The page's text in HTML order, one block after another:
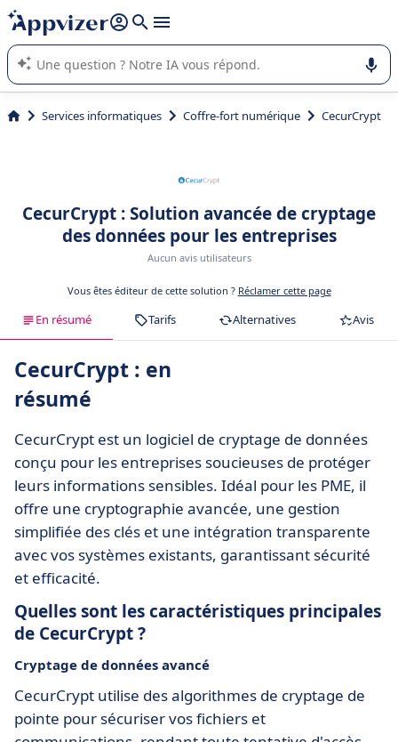
répondre (plusieurs lignes avec
L'IA de Appvizer vous guide dans l'utilisation ou la sélection de
logiciel SaaS en entreprise.
Services informatiques Coffre-fort numérique CecurCrypt
CecurCrypt : Solution avancée de cryptage
des données pour les entreprises
Aucun avis utilisateurs
Vous êtes éditeur de cette solution ? Réclamer cette page
En résumé Tarifs Alternatives Avis
CecurCrypt : en
résumé
CecurCrypt est un logiciel de cryptage de données
conçu pour les entreprises soucieuses de protéger
leurs informations sensibles. Idéal pour les PME, il
offre une cryptographie avancée, une gestion
simplifiée des clés et une intégration transparente
avec vos systèmes existants, garantissant sécurité
et efficacité.
Quelles sont les caractéristiques principales
de CecurCrypt ?
Cryptage de données avancé
CecurCrypt utilise des algorithmes de cryptage de
pointe pour sécuriser vos fichiers et